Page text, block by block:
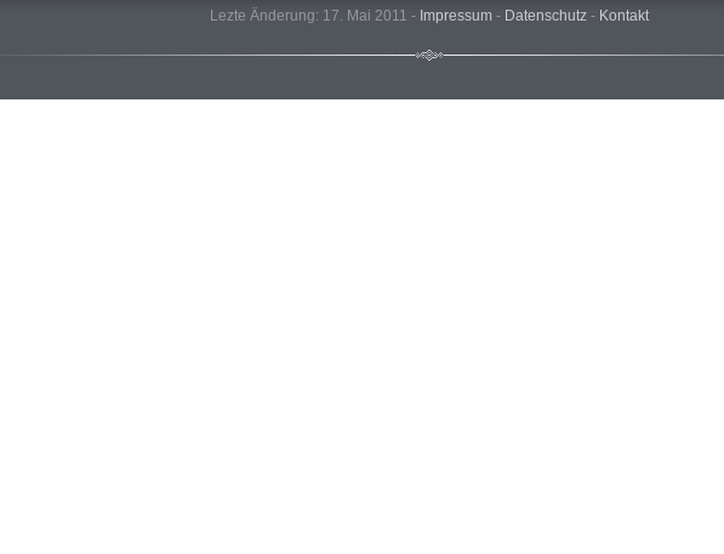
Lezte Änderung: 17. Mai 2011 - Impressum - Datenschutz - Kontakt